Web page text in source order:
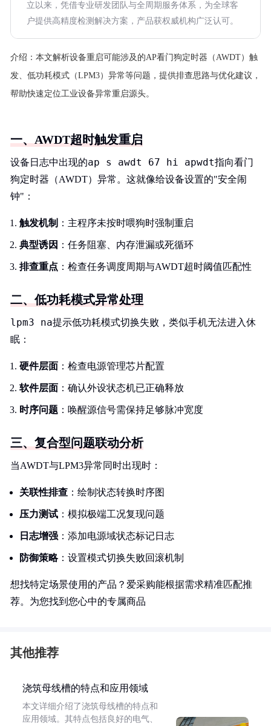
立以来，凭借专业研发团队与全周期服务体系，为全球客
户提供高精度检测解决方案，产品获权威机构广泛认可。
介绍： 本文解析设备重启可能涉及的AP看门狗定时器（AWDT）触
发、低功耗模式（LPM3）异常等问题，提供排查思路与优化建议，
帮助快速定位工业设备异常重启源头。
一、AWDT超时触发重启
设备日志中出现的ap s awdt 67 hi apwdt指向看门
狗定时器（AWDT）异常。这就像给设备设置的"安全闹
钟"：
触发机制 ：主程序未按时喂狗时强制重启
典型诱因 ：任务阻塞、内存泄漏或死循环
排查重点 ：检查任务调度周期与AWDT超时阈值匹配性
二、低功耗模式异常处理
lpm3 na提示低功耗模式切换失败，类似手机无法进入休
眠：
硬件层面 ：检查电源管理芯片配置
软件层面 ：确认外设状态机已正确释放
时序问题 ：唤醒源信号需保持足够脉冲宽度
三、复合型问题联动分析
当AWDT与LPM3异常同时出现时：
关联性排查 ：绘制状态转换时序图
压力测试 ：模拟极端工况复现问题
日志增强 ：添加电源域状态标记日志
防御策略：设置模式切换失败回滚机制
想找特定场景使用的产品？爱采购能根据需求精准匹配推
荐。为您找到您心中的专属商品
其他推荐
浇筑母线槽的特点和应用领域
本文详细介绍了浇筑母线槽的特点和
应用领域。其特点包括良好的电气、